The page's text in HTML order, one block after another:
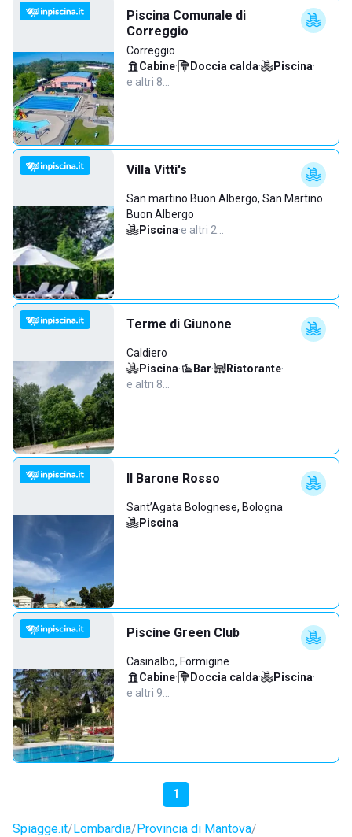
Piscina Comunale di
Correggio
Correggio
Cabine· Doccia calda· Piscina·
e altri 8…
Villa Vitti's
San martino Buon Albergo, San Martino
Buon Albergo
Piscina·e altri 2…
Terme di Giunone
Caldiero
Piscina· Bar· Ristorante·
e altri 8…
Il Barone Rosso
Sant’Agata Bolognese, Bologna
Piscina
Piscine Green Club
Casinalbo, Formigine
Cabine· Doccia calda· Piscina·
e altri 9…
1
Spiagge.it Lombardia Provincia di Mantova